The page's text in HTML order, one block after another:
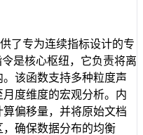
了专为连续指标设计的专
令是核心枢纽，它负责将离
该函数支持多种粒度声
度维度的宏观分析。内
偏移量，并将原始文档
确保数据分布的均衡